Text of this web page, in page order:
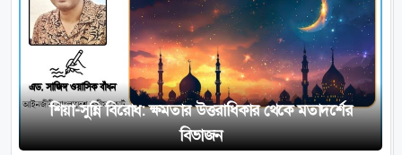
শিয়া-সুন্নি বিরোধ: ক্ষমতার উত্তরাধিকার থেকে মতাদর্শের
বিভাজন